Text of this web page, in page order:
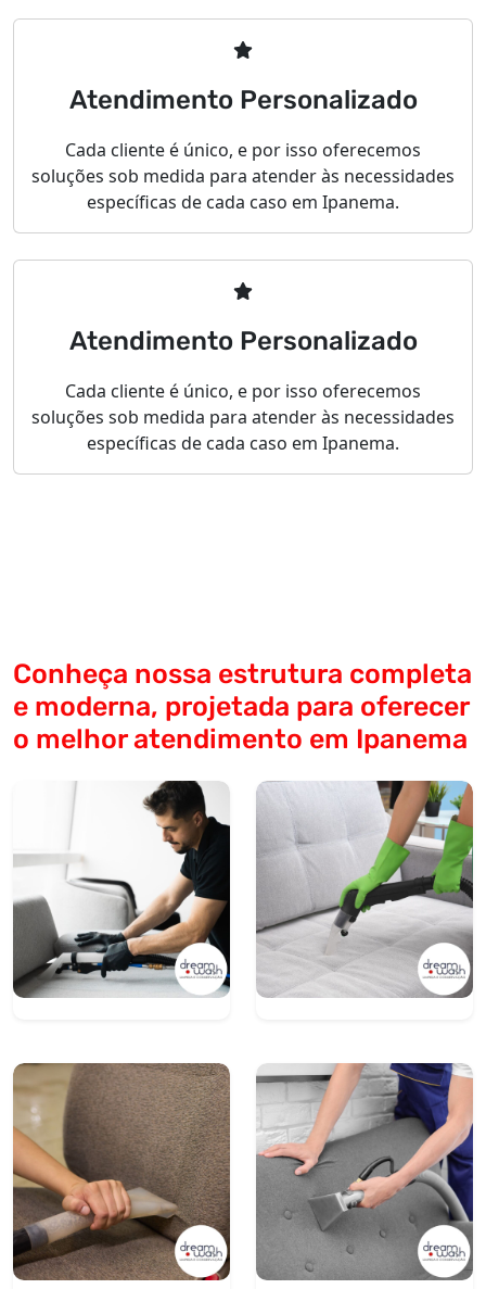
Atendimento Personalizado
Cada cliente é único, e por isso oferecemos
soluções sob medida para atender às necessidades
específicas de cada caso em Ipanema.
Atendimento Personalizado
Cada cliente é único, e por isso oferecemos
soluções sob medida para atender às necessidades
específicas de cada caso em Ipanema.
Conheça nossa estrutura completa
e moderna, projetada para oferecer
o melhor atendimento em Ipanema